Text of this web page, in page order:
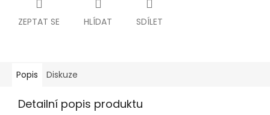
ZEPTAT SE HLÍDAT SDÍLET
Popis Diskuze
Detailní popis produktu